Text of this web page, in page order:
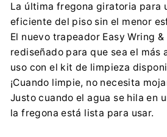
+48 42 279 44
Importador:
FHP VILEDA Sp.
Puławska 182, 02-670
+48 42 279 44
La última fregona giratoria para
eficiente del piso sin el menor
El nuevo trapeador Easy Wring &
rediseñado para que sea el más
uso con el kit de limpieza
¡Cuando limpie, no necesita
Justo cuando el agua se hila en
la fregona está lista para usar.